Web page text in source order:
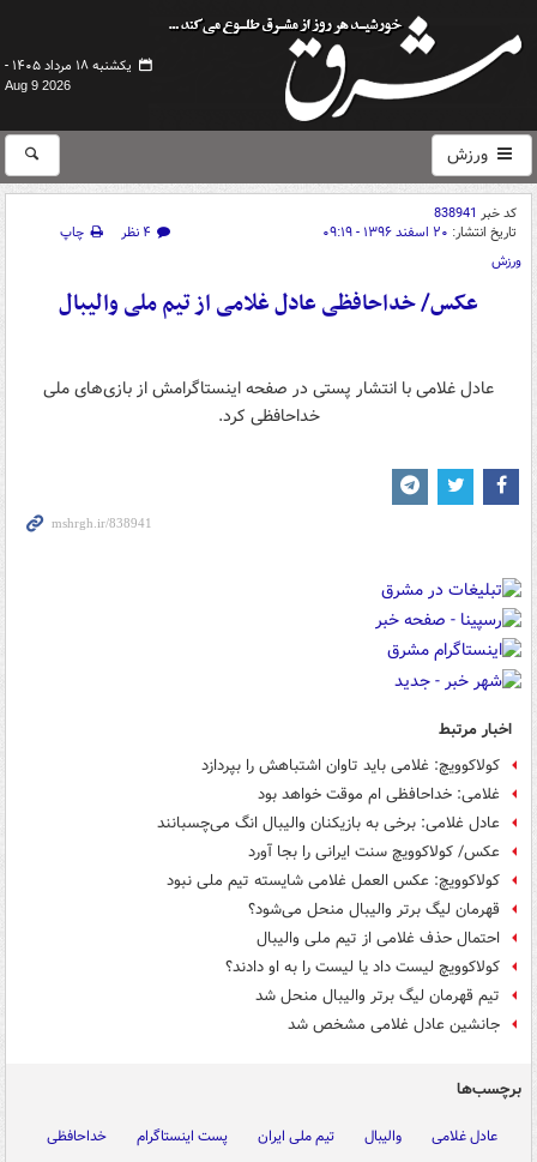
یکشنبه ۱۸ مرداد ۱۴۰۵ -
Aug 9 2026
ورزش
کد خبر 838941
تاریخ انتشار: ۲۰ اسفند ۱۳۹۶ - ۰۹:۱۹ ۴ نظر
چاپ
ورزش
عکس/ خداحافظی عادل غلامی از تیم ملی والیبال
عادل غلامی با انتشار پستی در صفحه اینستاگرامش از بازی‌های ملی
خداحافظی کرد.
اخبار مرتبط
کولاکوویچ: غلامی باید تاوان اشتباهش را بپردازد
غلامی: خداحافظی ام موقت خواهد بود
عادل غلامی: برخی به بازیکنان والیبال انگ می‌چسبانند
عکس/ کولاکوویچ سنت ایرانی را بجا آورد
کولاکوویچ: عکس العمل غلامی شایسته تیم ملی نبود
قهرمان لیگ برتر والیبال منحل می‌شود؟
احتمال حذف غلامی از تیم ملی والیبال
کولاکوویچ لیست داد یا لیست را به او دادند؟
تیم قهرمان لیگ برتر والیبال منحل شد
جانشین عادل غلامی مشخص شد
برچسب‌ها
عادل غلامی والیبال تیم ملی ایران پست اینستاگرام خداحافظی